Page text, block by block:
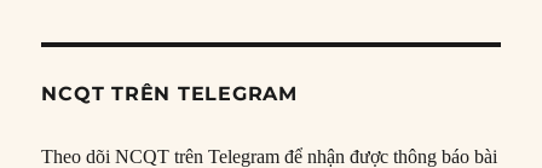
NCQT TRÊN TELEGRAM
Theo dõi NCQT trên Telegram để nhận được thông báo bài